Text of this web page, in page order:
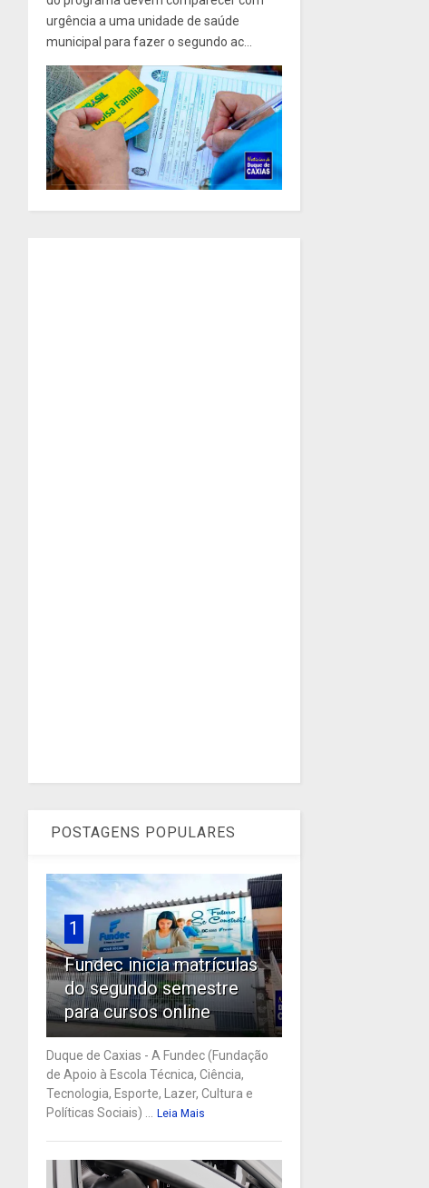
urgência a uma unidade de saúde
municipal para fazer o segundo ac...
POSTAGENS POPULARES
1
Fundec inicia matrículas
do segundo semestre
para cursos online
Duque de Caxias - A Fundec (Fundação
de Apoio à Escola Técnica, Ciência,
Tecnologia, Esporte, Lazer, Cultura e
Políticas Sociais) ...
Leia Mais